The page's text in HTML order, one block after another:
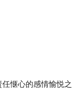
惬心的感情愉悦之